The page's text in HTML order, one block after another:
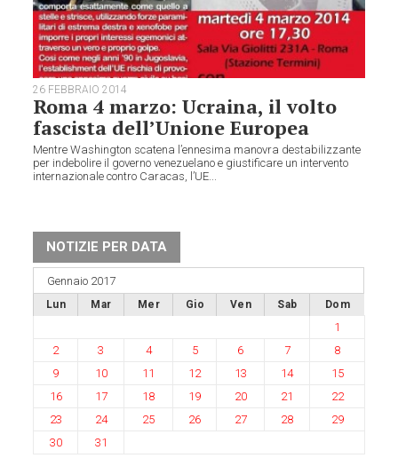
26 FEBBRAIO 2014
Roma 4 marzo: Ucraina, il volto
fascista dell’Unione Europea
Mentre Washington scatena l’ennesima manovra destabilizzante
per indebolire il governo venezuelano e giustificare un intervento
internazionale contro Caracas, l’UE...
NOTIZIE PER DATA
Gennaio 2017
Lun Mar Mer Gio Ven Sab Dom
1
2
3 4 5 6 7
8
9
10 11 12 13 14
15
16
17 18 19 20 21
22
23
24 25 26 27 28
29
30
31